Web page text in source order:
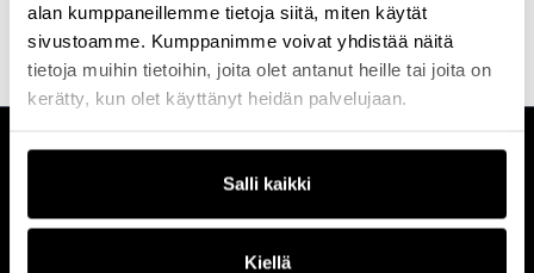
alan kumppaneillemme tietoja siitä, miten käytät
sivustoamme. Kumppanimme voivat yhdistää näitä
tietoja muihin tietoihin, joita olet antanut heille tai joita on
kerätty, kun olet käyttänyt heidän palvelujaan.
Salli kaikki
Kiellä
+358 (0)20 780 6220